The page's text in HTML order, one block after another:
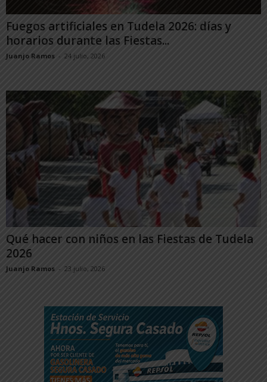
Fuegos artificiales en Tudela 2026: días y
horarios durante las Fiestas...
Juanjo Ramos - 24 julio, 2026
Qué hacer con niños en las Fiestas de Tudela
2026
Juanjo Ramos - 23 julio, 2026